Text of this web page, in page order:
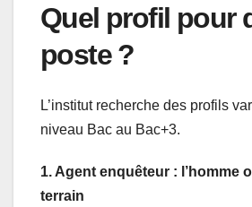
Quel profil pour
poste ?
L’institut recherche des profils
niveau Bac au Bac+3.
1. Agent enquêteur : l’homme
terrain